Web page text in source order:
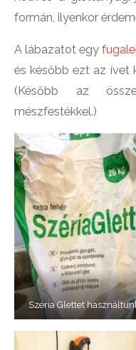
formán, ilyenkor
A lábazatot egy
és később ezt az ívet
(Később az
mészfestékkel.)
Széria Glettet